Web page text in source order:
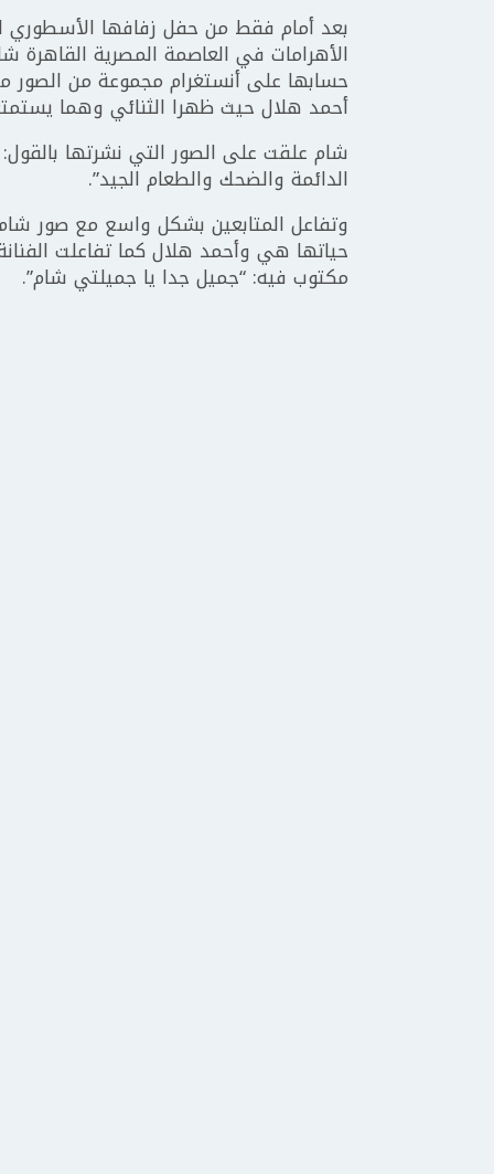
بعد أمام فقط من حفل زفافها الأسطوري
الأهرامات في العاصمة المصرية
حسابها على أنستغرام مجموعة من الصور
أحمد هلال حيث ظهرا الثنائي وهما
شام علقت على الصور التي نشرتها بالقول:
الدائمة والضحك والطعام الجيد”.
وتفاعل المتابعين بشكل واسع مع صور
حياتها هي وأحمد هلال كما تفاعلت
مكتوب فيه: “جميل جدا يا جميلتي شام”.